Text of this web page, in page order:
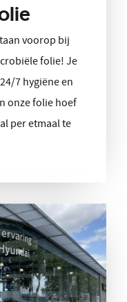
voorop bij
folie! Je
7 hygiëne en
onze folie hoef
per etmaal te